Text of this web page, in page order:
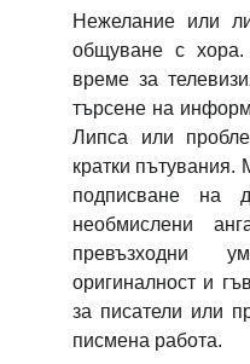
Нежелание или
общуване с
време за
търсене на
Липса или
кратки
подписване на
необмислени
превъзходни
оригиналност и
за писатели или
писмена работа.